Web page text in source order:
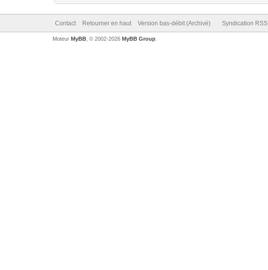
Contact Retourner en haut Version bas-débit (Archivé) Syndication RSS
Moteur MyBB, © 2002-2026 MyBB Group.